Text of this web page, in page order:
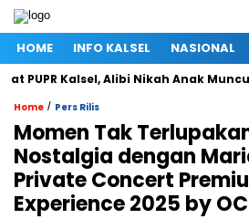
HOME INFO KALSEL NASIONAL
Kalsel, Alibi Nikah Anak Muncul
Home / Pers Rilis
Momen Tak
Nostalgia dengan
Private Concert
Experience 2025 by